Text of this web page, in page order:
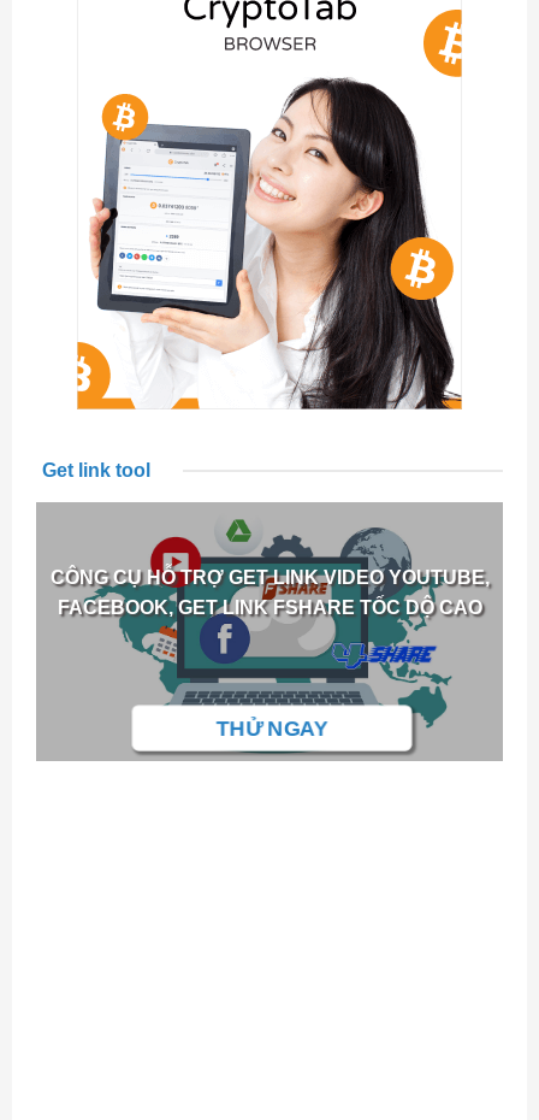
Get link tool
CÔNG CỤ HỖ TRỢ GET LINK VIDEO YOUTUBE,
FACEBOOK, GET LINK FSHARE TỐC DỘ CAO
THỬ NGAY